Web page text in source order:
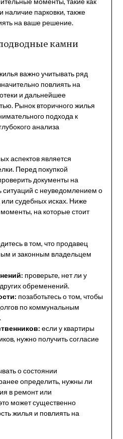
наличие парковки, также
на ваше решение.
камни
важно учитывать ряд
повлиять на
и дальнейшее
Рынок вторичного жилья
подхода к
анализа
аспектов является
Перед покупкой
документы на
ситуаций с неуведомлением о
или судебных исках. Ниже
на которые стоит
в том, что продавец
и законным владельцем
проверьте, нет ли у
обременений.
позаботьтесь о том, чтобы
по коммунальным
если у квартиры
нужно получить согласие
о состоянии
определить, нужны ли
в ремонт или
может существенно
жилья и повлиять на